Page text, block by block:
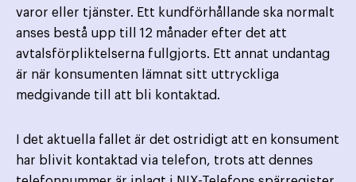
varor eller tjänster. Ett kundförhållande ska normalt
anses bestå upp till 12 månader efter det att
avtalsförpliktelserna fullgjorts. Ett annat undantag
är när konsumenten lämnat sitt uttryckliga
medgivande till att bli kontaktad.
I det aktuella fallet är det ostridigt att en konsument
har blivit kontaktad via telefon, trots att dennes